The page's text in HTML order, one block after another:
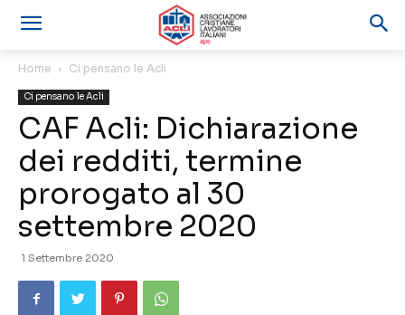
Home Ci pensano le Acli
Ci pensano le Acli
CAF Acli: Dichiarazione
dei redditi, termine
prorogato al 30
settembre 2020
1 Settembre 2020